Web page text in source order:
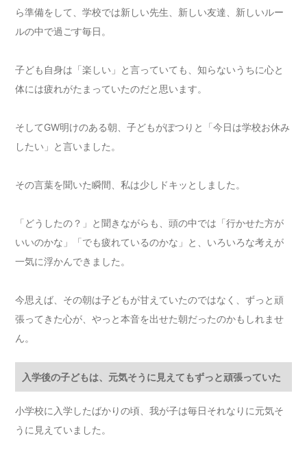
ら準備をして、学校では新しい先生、新しい友達、新しいルー
ルの中で過ごす毎日。
子ども自身は「楽しい」と言っていても、知らないうちに心と
体には疲れがたまっていたのだと思います。
そしてGW明けのある朝、子どもがぽつりと「今日は学校お休み
したい」と言いました。
その言葉を聞いた瞬間、私は少しドキッとしました。
「どうしたの？」と聞きながらも、頭の中では「行かせた方が
いいのかな」「でも疲れているのかな」と、いろいろな考えが
一気に浮かんできました。
今思えば、その朝は子どもが甘えていたのではなく、ずっと頑
張ってきた心が、やっと本音を出せた朝だったのかもしれませ
ん。
入学後の子どもは、元気そうに見えてもずっと頑張っていた
小学校に入学したばかりの頃、我が子は毎日それなりに元気そ
うに見えていました。